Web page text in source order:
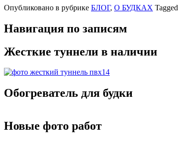
Опубликовано в рубрике БЛОГ, О БУДКАХ Tagged
Навигация по записям
Жесткие туннели в наличии
Обогреватель для будки
Новые фото работ